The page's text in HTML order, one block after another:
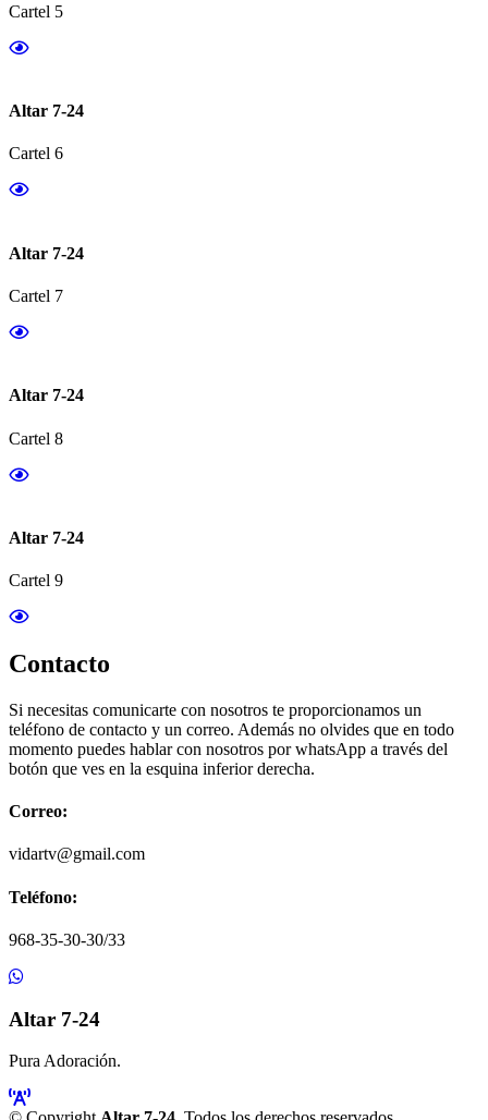
Cartel 5
Altar 7-24
Cartel 6
Altar 7-24
Cartel 7
Altar 7-24
Cartel 8
Altar 7-24
Cartel 9
Contacto
Si necesitas comunicarte con nosotros te proporcionamos un
teléfono de contacto y un correo. Además no olvides que en todo
momento puedes hablar con nosotros por whatsApp a través del
botón que ves en la esquina inferior derecha.
Correo:
vidartv@gmail.com
Teléfono:
968-35-30-30/33
Altar 7-24
Pura Adoración.